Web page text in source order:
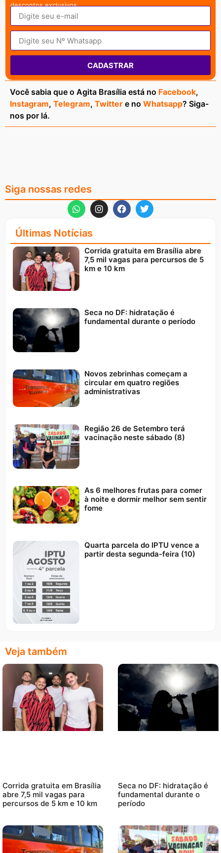
descontos exclusivos.
CADASTRAR
Você sabia que o Agita Brasília está no Facebook,
Instagram, Telegram, Twitter e no Whatsapp? Siga-
nos por lá.
Siga nossas redes
Últimas Notícias
Corrida gratuita em Brasília abre
7,5 mil vagas para percursos de 5
km e 10 km
Seca no DF: hidratação é
fundamental durante o período
Novos zebrinhas começam a
circular em quatro regiões
administrativas
Região 26 de Setembro terá
vacinação neste sábado (8)
As 6 melhores frutas para comer
à noite e dormir melhor sem sentir
fome
Quarta parcela do IPTU vence a
partir desta segunda-feira (10)
Veja também
Corrida gratuita em Brasília
abre 7,5 mil vagas para
percursos de 5 km e 10 km
Seca no DF: hidratação é
fundamental durante o
período